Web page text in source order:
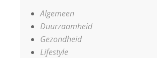
Algemeen
Duurzaamheid
Gezondheid
Lifestyle